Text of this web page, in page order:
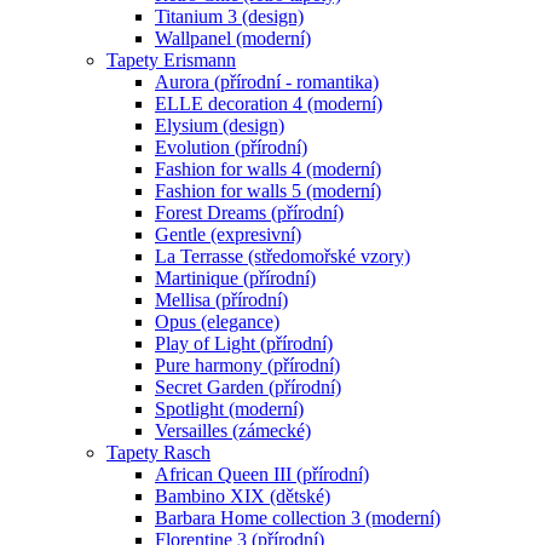
Titanium 3 (design)
Wallpanel (moderní)
Tapety Erismann
Aurora (přírodní - romantika)
ELLE decoration 4 (moderní)
Elysium (design)
Evolution (přírodní)
Fashion for walls 4 (moderní)
Fashion for walls 5 (moderní)
Forest Dreams (přírodní)
Gentle (expresivní)
La Terrasse (středomořské vzory)
Martinique (přírodní)
Mellisa (přírodní)
Opus (elegance)
Play of Light (přírodní)
Pure harmony (přírodní)
Secret Garden (přírodní)
Spotlight (moderní)
Versailles (zámecké)
Tapety Rasch
African Queen III (přírodní)
Bambino XIX (dětské)
Barbara Home collection 3 (moderní)
Florentine 3 (přírodní)